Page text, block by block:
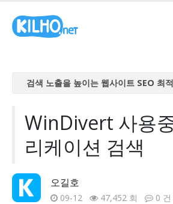
검색 노출을 높이는 웹사이트 SEO 최
검색 노출을 높이는 웹사이트 SEO 최적
다
검색 노출을 높이는 웹사이트 SEO 최적
검색 노출을 높이는 웹사이트 SEO 최적
다
WinDivert 사용
리케이션 검색
오길호
09-12 47,452 회 0 건